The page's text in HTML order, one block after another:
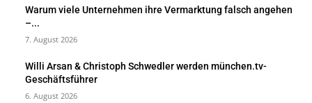
Warum viele Unternehmen ihre Vermarktung falsch angehen
–...
7. August 2026
Willi Arsan & Christoph Schwedler werden münchen.tv-
Geschäftsführer
6. August 2026